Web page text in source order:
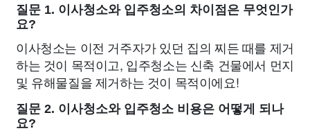
질문 1. 이사청소와 입주청소의 차이점은 무엇인가
요?
이사청소는 이전 거주자가 있던 집의 찌든 때를 제거
하는 것이 목적이고, 입주청소는 신축 건물에서 먼지
및 유해물질을 제거하는 것이 목적이에요!
질문 2. 이사청소와 입주청소 비용은 어떻게 되나
요?